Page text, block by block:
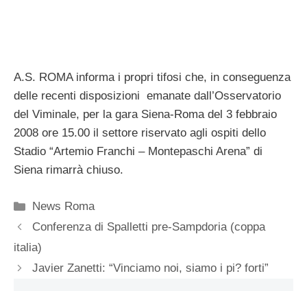
A.S. ROMA informa i propri tifosi che, in conseguenza
delle recenti disposizioni emanate dall’Osservatorio
del Viminale, per la gara Siena-Roma del 3 febbraio
2008 ore 15.00 il settore riservato agli ospiti dello
Stadio “Artemio Franchi – Montepaschi Arena” di
Siena rimarrà chiuso.
Categorie
News Roma
Conferenza di Spalletti pre-Sampdoria (coppa
italia)
Javier Zanetti: “Vinciamo noi, siamo i pi? forti”